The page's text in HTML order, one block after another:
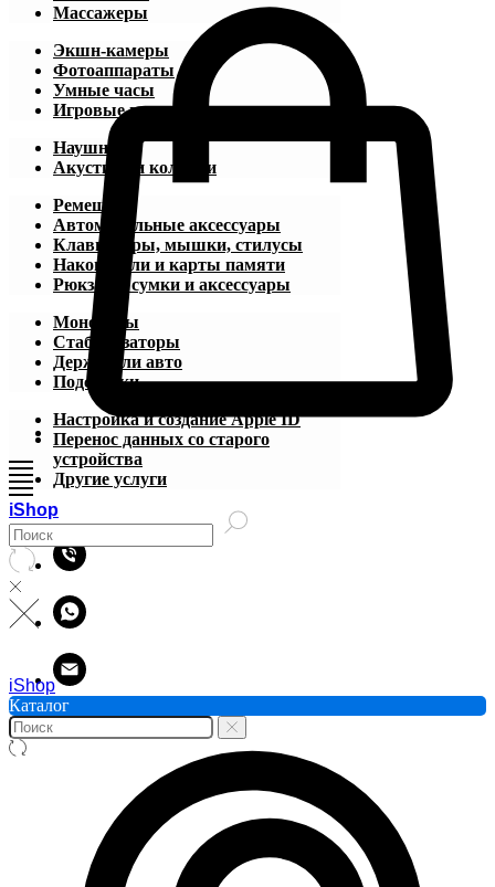
iShop
Массажеры
Экшн-камеры
Фотоаппараты
Умные часы
Игровые приставки
Наушники
Акустика и колонки
Ремешки
Автомобильные аксессуары
Клавиатуры, мышки, стилусы
Накопители и карты памяти
Рюкзаки, сумки и аксессуары
Моноподы
Стабилизаторы
Держатели авто
Подставки
Настройка и создание Apple ID
Перенос данных со старого
устройства
Другие услуги
iShop
Каталог